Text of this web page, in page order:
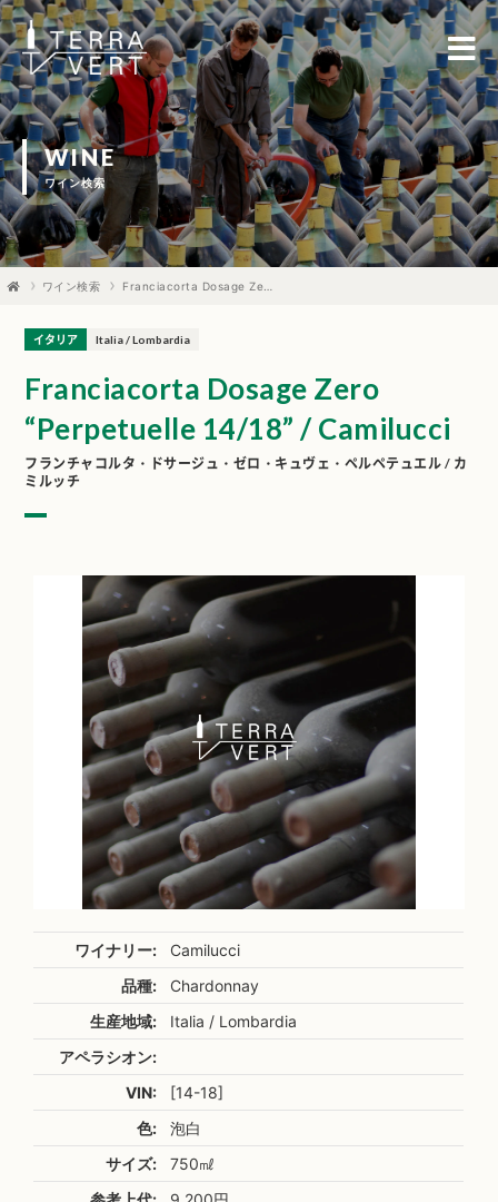
WINE
ワイン検索
ワイン検索
Franciacorta Dosage Zero
“Perpetuelle 14/18” / Camilucci
フランチャコルタ・ドサージュ・ゼロ・キュヴェ・ペルペテュエル / カ
ミルッチ
イタリア Italia / Lombardia
ワイナリー:
Camilucci
品種:
Chardonnay
生産地域:
Italia / Lombardia
アペラシオン:
VIN:
[14-18]
色:
泡白
サイズ:
750㎖